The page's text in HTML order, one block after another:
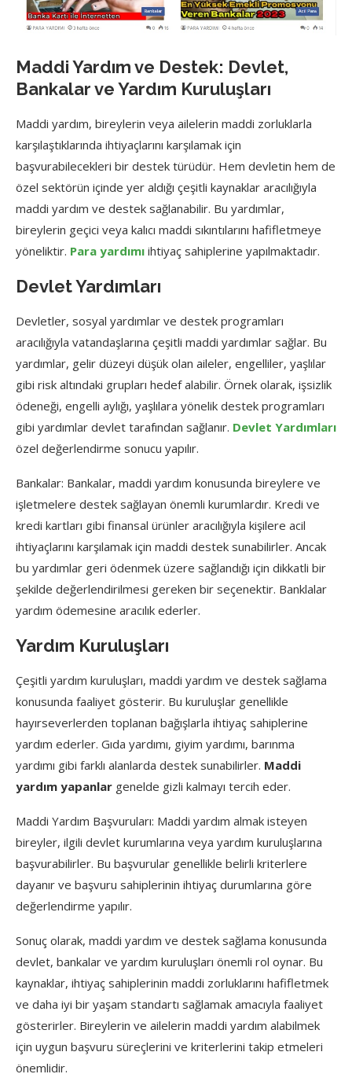
Maddi Yardım ve Destek: Devlet,
Bankalar ve Yardım Kuruluşları
Maddi yardım, bireylerin veya ailelerin maddi zorluklarla
karşılaştıklarında ihtiyaçlarını karşılamak için
başvurabilecekleri bir destek türüdür. Hem devletin hem de
özel sektörün içinde yer aldığı çeşitli kaynaklar aracılığıyla
maddi yardım ve destek sağlanabilir. Bu yardımlar,
bireylerin geçici veya kalıcı maddi sıkıntılarını hafifletmeye
yöneliktir. Para yardımı ihtiyaç sahiplerine yapılmaktadır.
Devlet Yardımları
Devletler, sosyal yardımlar ve destek programları
aracılığıyla vatandaşlarına çeşitli maddi yardımlar sağlar. Bu
yardımlar, gelir düzeyi düşük olan aileler, engelliler, yaşlılar
gibi risk altındaki grupları hedef alabilir. Örnek olarak, işsizlik
ödeneği, engelli aylığı, yaşlılara yönelik destek programları
gibi yardımlar devlet tarafından sağlanır. Devlet Yardımları
özel değerlendirme sonucu yapılır.
Bankalar: Bankalar, maddi yardım konusunda bireylere ve
işletmelere destek sağlayan önemli kurumlardır. Kredi ve
kredi kartları gibi finansal ürünler aracılığıyla kişilere acil
ihtiyaçlarını karşılamak için maddi destek sunabilirler. Ancak
bu yardımlar geri ödenmek üzere sağlandığı için dikkatli bir
şekilde değerlendirilmesi gereken bir seçenektir. Banklalar
yardım ödemesine aracılık ederler.
Yardım Kuruluşları
Çeşitli yardım kuruluşları, maddi yardım ve destek sağlama
konusunda faaliyet gösterir. Bu kuruluşlar genellikle
hayırseverlerden toplanan bağışlarla ihtiyaç sahiplerine
yardım ederler. Gıda yardımı, giyim yardımı, barınma
yardımı gibi farklı alanlarda destek sunabilirler. Maddi
yardım yapanlar genelde gizli kalmayı tercih eder.
Maddi Yardım Başvuruları: Maddi yardım almak isteyen
bireyler, ilgili devlet kurumlarına veya yardım kuruluşlarına
başvurabilirler. Bu başvurular genellikle belirli kriterlere
dayanır ve başvuru sahiplerinin ihtiyaç durumlarına göre
değerlendirme yapılır.
Sonuç olarak, maddi yardım ve destek sağlama konusunda
devlet, bankalar ve yardım kuruluşları önemli rol oynar. Bu
kaynaklar, ihtiyaç sahiplerinin maddi zorluklarını hafifletmek
ve daha iyi bir yaşam standartı sağlamak amacıyla faaliyet
gösterirler. Bireylerin ve ailelerin maddi yardım alabilmek
için uygun başvuru süreçlerini ve kriterlerini takip etmeleri
önemlidir.